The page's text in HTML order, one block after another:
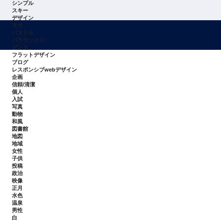
シンプル
スキー
デザイン
ネタ
パステル
パララックス
ピンク
フラットデザイン
ブログ
レスポンシブwebデザイン
企画
信頼/清潔
個人
入試
写真
動物
和風
図書館
地図
地域
女性
子供
投稿
政治
映像
正月
水色
温泉
男性
白